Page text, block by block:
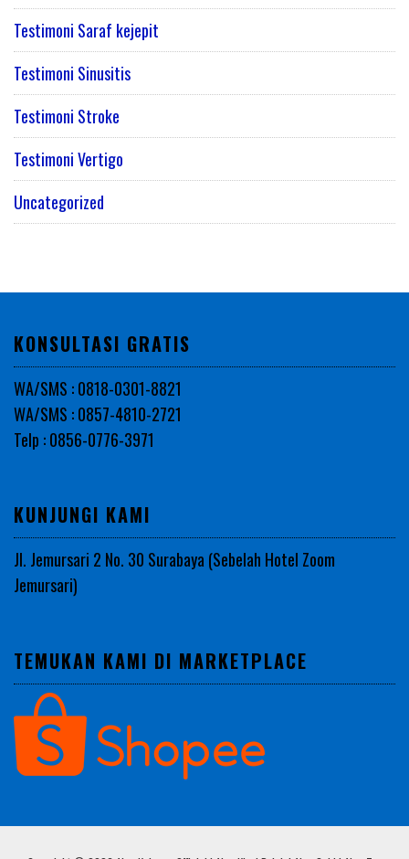
Testimoni Saraf kejepit
Testimoni Sinusitis
Testimoni Stroke
Testimoni Vertigo
Uncategorized
KONSULTASI GRATIS
WA/SMS : 0818-0301-8821
WA/SMS : 0857-4810-2721
Telp : 0856-0776-3971
KUNJUNGI KAMI
Jl. Jemursari 2 No. 30 Surabaya (Sebelah Hotel Zoom
Jemursari)
TEMUKAN KAMI DI MARKETPLACE